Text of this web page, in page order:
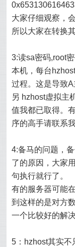
大家仔细观察，
所以大家在转换
3:读sa密码,root
本机，每台
过程。这是导致A
另 hzhost虚拟主
值我都已取得。
序的高手请联系
4:备马的问题，
了的原因，大家
句执行就行了。
有的服务器可能
到这样的是对方
一个比较好的解
5：hzhost其实不